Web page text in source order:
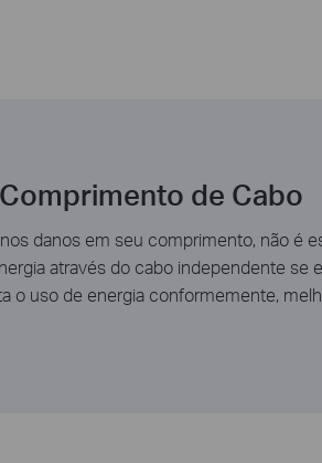
de Cabo
danos em seu comprimento, não é
através do cabo independente se
o uso de energia conformemente,